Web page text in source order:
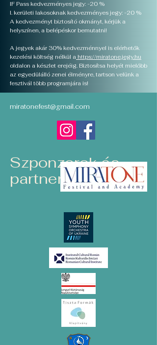
IF Pass kedvezményes jegy: -20 %
I. kerületi lakosoknak kedvezményes jegy: -20 %
A kedvezményt biztosító okmányt, kérjük a
helyszínen, a belépéskor bemutatni!
A jegyek akár 30% kedvezménnyel is elérhetők
kezelési költség nélkül a https://miratone.jegy.hu
oldalon a készlet erejéig. Biztosítsa helyét mielőbb
az egyedülálló zenei élményre, tartson velünk a
fesztivál több programjára is!
miratonefest@gmail.com
Szponzorok és
partnerek